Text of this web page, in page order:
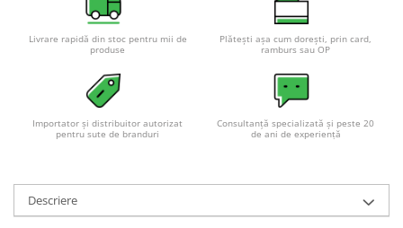
Livrare rapidă din stoc pentru mii de
produse
Plătești așa cum dorești, prin card,
ramburs sau OP
Importator și distribuitor autorizat
pentru sute de branduri
Consultanță specializată și peste 20
de ani de experiență
Descriere